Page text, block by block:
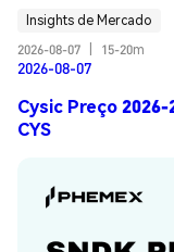
Insights de Mercado
2026-08-07
15-20m
2026-08-07
Cysic Preço
CYS